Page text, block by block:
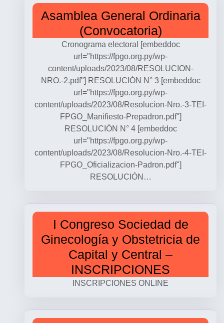
Asamblea General Ordinaria
(Convocatoria)
Cronograma electoral [embeddoc
url="https://fpgo.org.py/wp-
content/uploads/2023/08/RESOLUCION-
NRO.-2.pdf"] RESOLUCIÓN N° 3 [embeddoc
url="https://fpgo.org.py/wp-
content/uploads/2023/08/Resolucion-Nro.-3-TEI-
FPGO_Manifiesto-Prepadron.pdf"]
RESOLUCIÓN N° 4 [embeddoc
url="https://fpgo.org.py/wp-
content/uploads/2023/08/Resolucion-Nro.-4-TEI-
FPGO_Oficializacion-Padron.pdf"]
RESOLUCIÓN…
I Congreso Sociedad de
Ginecología y Obstetricia de
Capital y Central –
INSCRIPCIONES
INSCRIPCIONES ONLINE